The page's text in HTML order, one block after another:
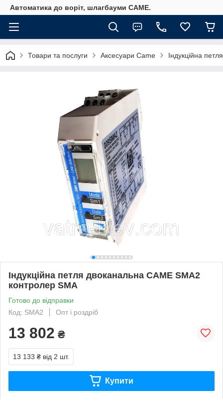
Автоматика до воріт, шлагбауми CAME.
Товари та послуги Аксесуари Came Індукційна
Індукційна петля двоканальна CAME SMA2
контролер SMA
Готово до відправки
Код: SMA2
Опт і роздріб
13 802 ₴
13 133 ₴ від 2 шт.
Купити